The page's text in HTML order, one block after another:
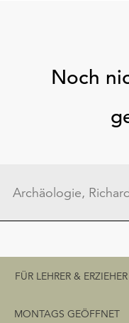
Noch
FÜR LEHRER & ERZIEHER
MONTAGS GEÖFFNET